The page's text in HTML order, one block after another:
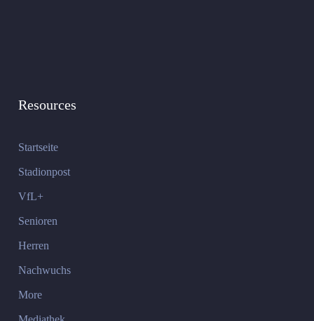
Resources
Startseite
Stadionpost
VfL+
Senioren
Herren
Nachwuchs
More